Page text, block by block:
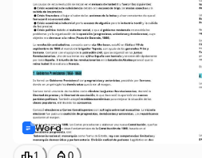
Word